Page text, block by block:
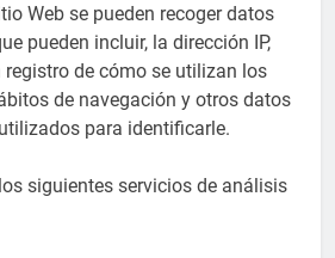
Web se pueden recoger datos
pueden incluir, la dirección IP,
de cómo se utilizan los
de navegación y otros datos
para identificarle.
siguientes servicios de análisis